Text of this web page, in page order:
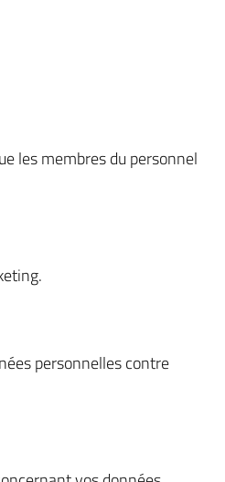
les membres du personnel
personnelles contre